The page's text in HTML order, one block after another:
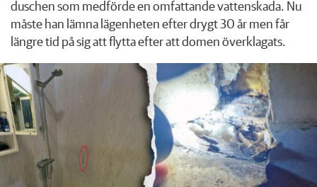
duschen som medförde en omfattande vattenskada. Nu
måste han lämna lägenheten efter drygt 30 år men får
längre tid på sig att flytta efter att domen överklagats.